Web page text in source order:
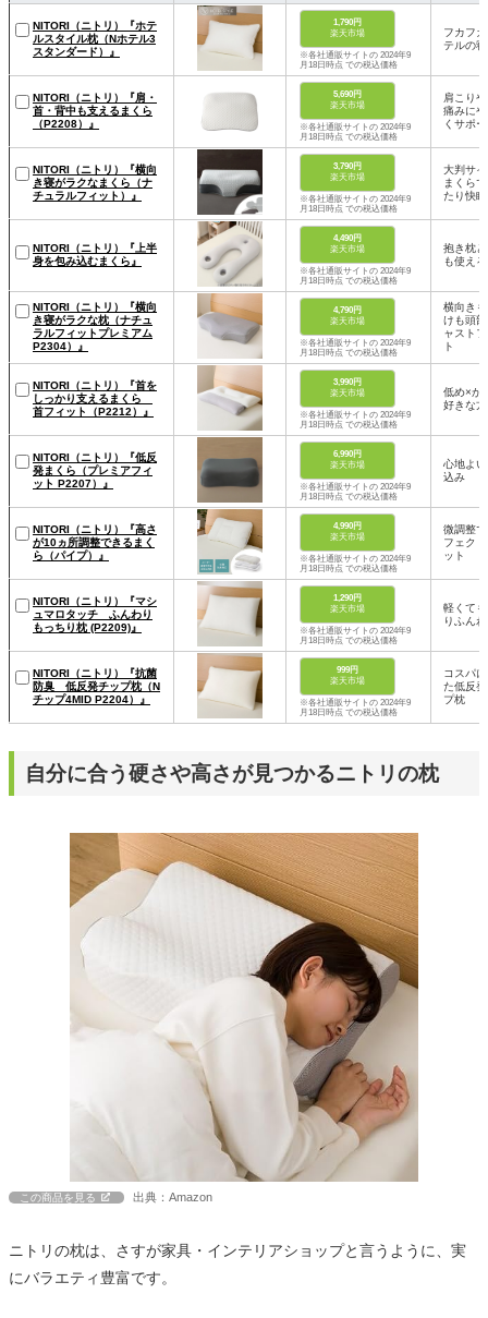
NITORI（ニトリ）『ホテ
ルスタイル枕（Nホテル3
スタンダード）』
1,790円
楽天市場
※各社通販サイトの 2024年9
月18日時点 での税込価格
フカフ
テルの
NITORI（ニトリ）『肩・
首・背中も支えるまくら
（P2208）』
5,690円
楽天市場
※各社通販サイトの 2024年9
月18日時点 での税込価格
肩こり
痛みに
くサポ
NITORI（ニトリ）『横向
き寝がラクなまくら（ナ
チュラルフィット）』
3,790円
楽天市場
※各社通販サイトの 2024年9
月18日時点 での税込価格
大判サ
まくら
たり快眠
NITORI（ニトリ）『上半
身を包み込むまくら』
4,490円
楽天市場
※各社通販サイトの 2024年9
月18日時点 での税込価格
抱き枕
も使える
NITORI（ニトリ）『横向
き寝がラクな枕（ナチュ
ラルフィットプレミアム
P2304）』
4,790円
楽天市場
※各社通販サイトの 2024年9
月18日時点 での税込価格
横向き
けも頭
ャスト
ト
NITORI（ニトリ）『首を
しっかり支えるまくら
首フィット（P2212）』
3,990円
楽天市場
※各社通販サイトの 2024年9
月18日時点 での税込価格
低め×か
好きな
NITORI（ニトリ）『低反
発まくら（プレミアフィ
ット P2207）』
6,990円
楽天市場
※各社通販サイトの 2024年9
月18日時点 での税込価格
心地よ
込み
NITORI（ニトリ）『高さ
が10ヵ所調整できるまく
ら（パイプ）』
4,990円
楽天市場
※各社通販サイトの 2024年9
月18日時点 での税込価格
微調整
フェク
ット
NITORI（ニトリ）『マシ
ュマロタッチ ふんわり
もっちり枕 (P2209)』
1,290円
楽天市場
※各社通販サイトの 2024年9
月18日時点 での税込価格
軽くて
りふん
NITORI（ニトリ）『抗菌
防臭 低反発チップ枕（N
チップ4MID P2204）』
999円
楽天市場
※各社通販サイトの 2024年9
月18日時点 での税込価格
コスパ
た低反
プ枕
自分に合う硬さや高さが見つかるニトリの枕
この商品を見る 出典：Amazon
ニトリの枕は、さすが家具・インテリアショップと言うように、実
にバラエティ豊富です。